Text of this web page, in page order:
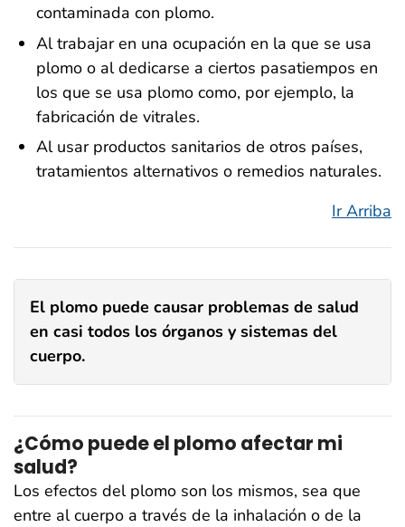
contaminada con plomo.
Al trabajar en una ocupación en la que se usa
plomo o al dedicarse a ciertos pasatiempos en
los que se usa plomo como, por ejemplo, la
fabricación de vitrales.
Al usar productos sanitarios de otros países,
tratamientos alternativos o remedios naturales.
Ir Arriba
El plomo puede causar problemas de salud
en casi todos los órganos y sistemas del
cuerpo.
¿Cómo puede el plomo afectar mi
salud?
Los efectos del plomo son los mismos, sea que
entre al cuerpo a través de la inhalación o de la